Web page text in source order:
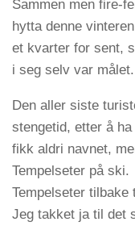
Sammen men fire-
hytta denne
et kvarter for sent,
i seg selv var målet.
Den aller siste
stengetid, etter å
fikk aldri navnet,
Tempelseter på
Tempelseter
Jeg takket ja til det